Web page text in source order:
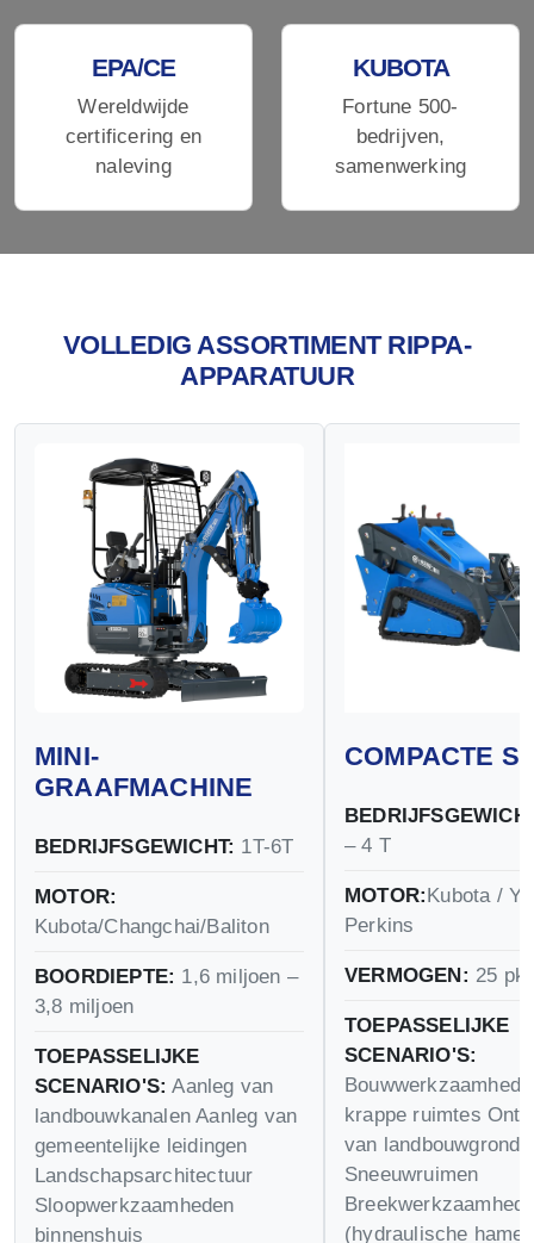
EPA/CE
Wereldwijde
certificering en
naleving
KUBOTA
Fortune 500-
bedrijven,
samenwerking
VOLLEDIG ASSORTIMENT RIPPA-
APPARATUUR
MINI-
GRAAFMACHINE
BEDRIJFSGEWICHT: 1T-6T
MOTOR:
Kubota/Changchai/Baliton
BOORDIEPTE: 1,6 miljoen –
3,8 miljoen
TOEPASSELIJKE
SCENARIO'S: Aanleg van
landbouwkanalen Aanleg van
gemeentelijke leidingen
Landschapsarchitectuur
Sloopwerkzaamheden
binnenshuis
COMPACTE
– 4 T
MOTOR:Kubota /
Perkins
VERMOGEN: 25 pk
TOEPASSELIJKE
SCENARIO'S:
krappe ruimtes
van landbouwgrond
Sneeuwruimen
(hydraulische